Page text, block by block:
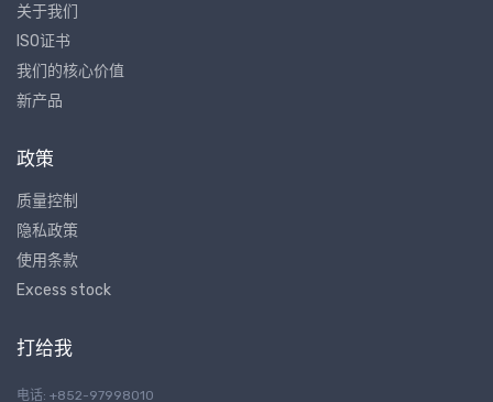
关于我们
ISO证书
我们的核心价值
新产品
政策
质量控制
隐私政策
使用条款
Excess stock
打给我
电话: +852-97998010